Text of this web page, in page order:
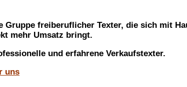
Gruppe freiberuflicher Texter, die sich mit
mehr Umsatz bringt.
und erfahrene Verkaufstexter.
uns